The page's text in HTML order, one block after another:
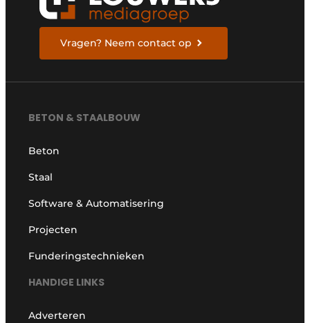
Vragen? Neem contact op
BETON & STAALBOUW
Beton
Staal
Software & Automatisering
Projecten
Funderingstechnieken
HANDIGE LINKS
Adverteren